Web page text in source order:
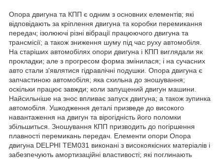
Опора двигуна та КПП є одним з основних елементів; які
відповідають за кріплення двигуна та коробки перемикання
передач; ізолюючі різні вібрації працюючого двигуна та
трансмісії; а також зниження шуму під час руху автомобіля.
На старіших автомобілях опори двигуна і КПП виглядали як
прокладки; але з прогресом форма змінилася; і на сучасних
авто стали з'являтися гідравлічні подушки. Опора двигуна є
запчастиною автомобіля; яка схильна до зношування;
оскільки працює завжди; коли запущений двигун машини.
Найсильніше на знос впливає запуск двигуна; а також зупинка
автомобіля. Ушкодження деталі призведе до високого
навантаження на двигун та вірогідність його поломки
збільшиться. Зношування КПП призводить до погіршення
плавності перемикань передач. Елементи опори Опора
двигуна DELPHI TEM031 виконані з високоякісних матеріалів і
забезпечують амортизаційні властивості; які поглинають